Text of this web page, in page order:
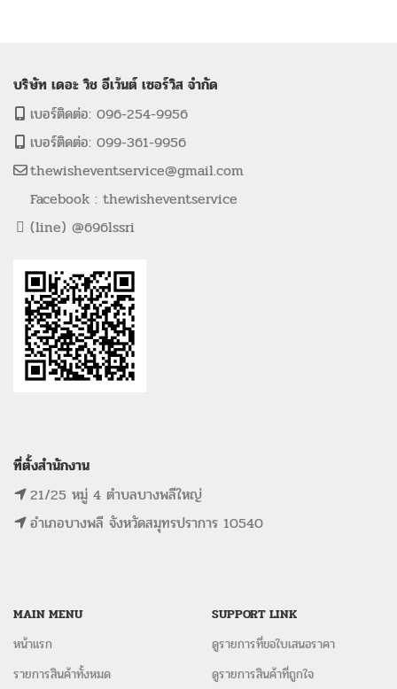
บริษัท เดอะ วิช อีเว้นต์ เซอร์วิส จำกัด
เบอร์ติดต่อ: 096-254-9956
เบอร์ติดต่อ: 099-361-9956
thewisheventservice@gmail.com
Facebook : thewisheventservice
(line) @696lssri
ที่ตั้งสำนักงาน
21/25 หมู่ 4 ตำบลบางพลีใหญ่
อำเภอบางพลี จังหวัดสมุทรปราการ 10540
MAIN MENU
หน้าแรก
รายการสินค้าทั้งหมด
SUPPORT LINK
ดูรายการที่ขอใบเสนอราคา
ดูรายการสินค้าที่ถูกใจ